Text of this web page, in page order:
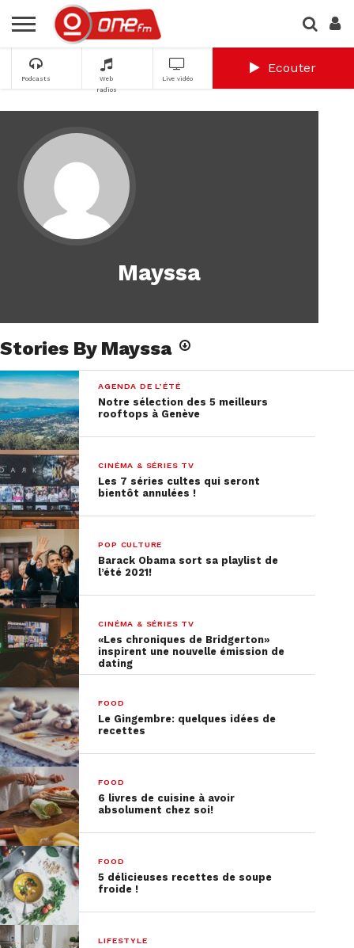
Podcasts
Web
radios
Live vidéo
Ecouter
Mayssa
Stories By Mayssa
AGENDA DE L’ÉTÉ
Notre sélection des 5 meilleurs
rooftops à Genève
CINÉMA & SÉRIES TV
Les 7 séries cultes qui seront
bientôt annulées !
POP CULTURE
Barack Obama sort sa playlist de
l’été 2021!
CINÉMA & SÉRIES TV
«Les chroniques de Bridgerton»
inspirent une nouvelle émission de
dating
FOOD
Le Gingembre: quelques idées de
recettes
FOOD
6 livres de cuisine à avoir
absolument chez soi!
FOOD
5 délicieuses recettes de soupe
froide !
LIFESTYLE